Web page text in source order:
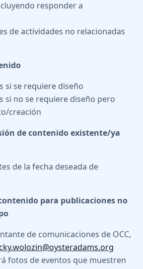
responder a
de actividades no relacionadas
si se requiere diseño
si no se requiere diseño pero
creación
de contenido existente/ya
de la fecha deseada de
para publicaciones no
de comunicaciones de OCC,
fotos de eventos que muestren